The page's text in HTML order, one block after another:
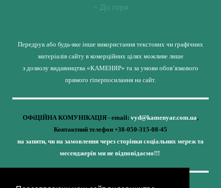
До гори
Передрук або будь-яке інше використання текстових чи графічних
матеріалів сайту в комерційних цілях можливе лише
з дозволу видавництва «КАМЕНЯР» та за умови обов’язкового
прямого гіперпосилання на сайт.
ОФіЦІЙНА КОМУНІКАЦІЯ - email: vyd@kamenyar.com.ua,
Контактний телефон +38-050-315-08-45
на запити, чи на замовлення через сторінки соціальних мереж та
месенджерів ми не відповідаємо!!!